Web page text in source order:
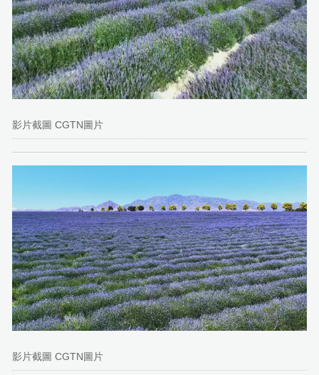
影片截圖 CGTN圖片
影片截圖 CGTN圖片